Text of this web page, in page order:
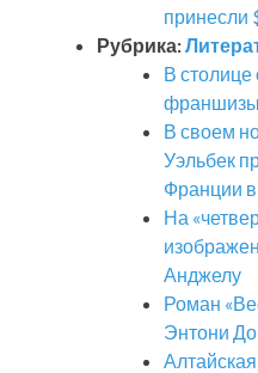
принесли
Рубрика:
В
франшизы
В своем
Уэльбек
Франции в
На
Анджелу
Роман
Энтони